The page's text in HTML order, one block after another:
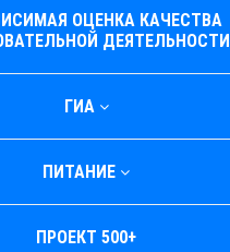
ОЦЕНКА КАЧЕСТВА
ДЕЯТЕЛЬНОСТИ
ГИА
ПИТАНИЕ
ПРОЕКТ 500+